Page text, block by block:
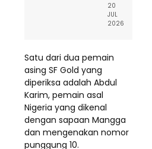
20
JUL
2026
Satu dari dua pemain
asing SF Gold yang
diperiksa adalah Abdul
Karim, pemain asal
Nigeria yang dikenal
dengan sapaan Mangga
dan mengenakan nomor
punggung 10.